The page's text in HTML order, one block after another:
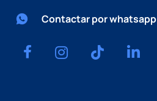
Contactar por whatsapp